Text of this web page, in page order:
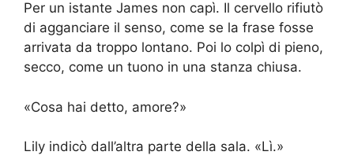
Per un istante James non capì. Il cervello rifiutò
di agganciare il senso, come se la frase fosse
arrivata da troppo lontano. Poi lo colpì di pieno,
secco, come un tuono in una stanza chiusa.
«Cosa hai detto, amore?»
Lily indicò dall’altra parte della sala. «Lì.»